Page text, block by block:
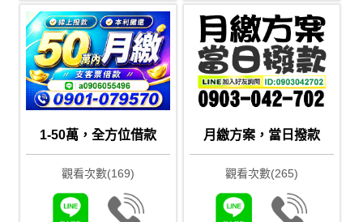
1-50萬，全方位借款
觀看次數(169)
月繳方案，當日撥款
觀看次數(265)